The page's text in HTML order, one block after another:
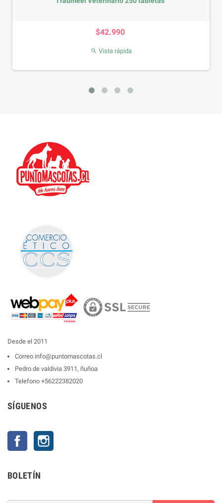
$42.990
 Vista rápida
Desde el 2011
Correo info@puntomascotas.cl
Pedro de valdivia 3911, ñuñoa
Telefono +56222382020
SÍGUENOS
Facebook
BOLETÍN